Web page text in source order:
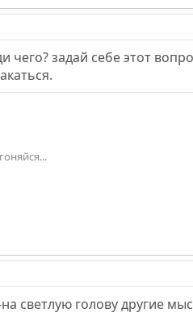
чего? задай себе этот
светлую голову другие